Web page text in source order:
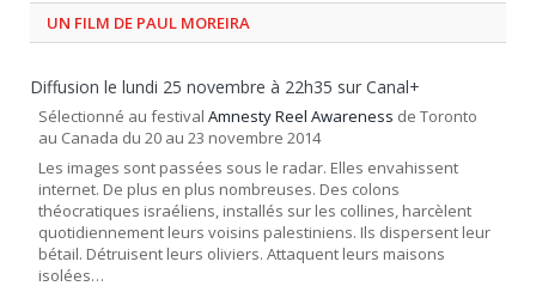
UN FILM DE PAUL MOREIRA
Diffusion le lundi 25 novembre à 22h35 sur Canal+
Sélectionné au festival Amnesty Reel Awareness de Toronto
au Canada du 20 au 23 novembre 2014
Les images sont passées sous le radar. Elles envahissent
internet. De plus en plus nombreuses. Des colons
théocratiques israéliens, installés sur les collines, harcèlent
quotidiennement leurs voisins palestiniens. Ils dispersent leur
bétail. Détruisent leurs oliviers. Attaquent leurs maisons
isolées…